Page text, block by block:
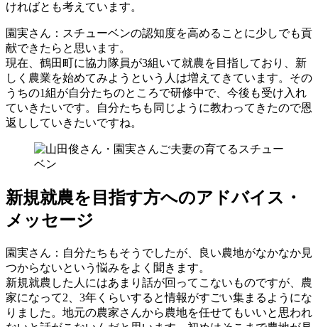
ければとも考えています。
園実さん ：スチューベンの認知度を高めることに少しでも貢
献できたらと思います。
現在、鶴田町に協力隊員が3組いて就農を目指しており、新
しく農業を始めてみようという人は増えてきています。その
うちの1組が自分たちのところで研修中で、今後も受け入れ
ていきたいです。自分たちも同じように教わってきたので恩
返ししていきたいですね。
新規就農を目指す方へのアドバイス・
メッセージ
園実さん ：自分たちもそうでしたが、良い農地がなかなか見
つからないという悩みをよく聞きます。
新規就農した人にはあまり話が回ってこないものですが、農
家になって2、3年くらいすると情報がすごい集まるようにな
りました。地元の農家さんから農地を任せてもいいと思われ